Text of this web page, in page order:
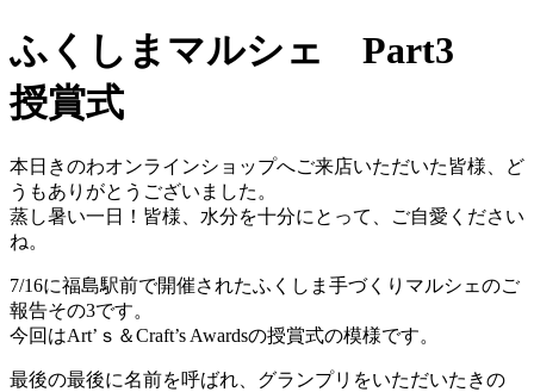
ふくしまマルシェ Part3
授賞式
本日きのわオンラインショップへご来店いただいた皆様、ど
うもありがとうございました。
蒸し暑い一日！皆様、水分を十分にとって、ご自愛ください
ね。
7/16に福島駅前で開催されたふくしま手づくりマルシェのご
報告その3です。
今回はArt’ｓ＆Craft’s Awardsの授賞式の模様です。
最後の最後に名前を呼ばれ、グランプリをいただいたきの